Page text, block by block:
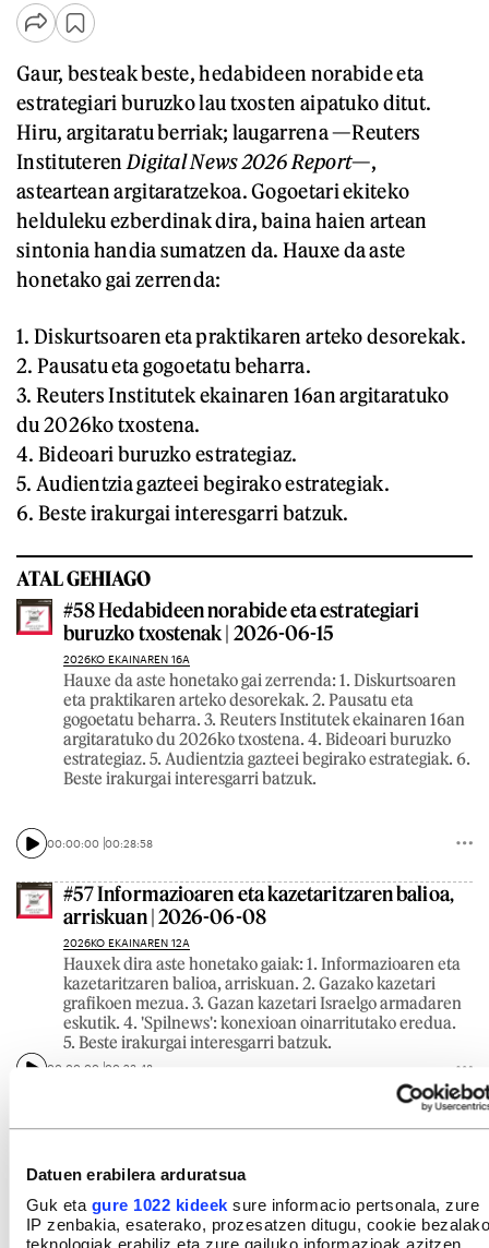
Datuen erabilera arduratsua
Guk eta gure 1022 kideek sure informacio pertsonala, zure
IP zenbakia, esaterako, prozesatzen ditugu, cookie bezalako
Gaur, besteak beste, hedabideen norabide eta
estrategiari buruzko lau txosten aipatuko ditut.
Hiru, argitaratu berriak; laugarrena —Reuters
Instituteren Digital News 2026 Report—,
asteartean argitaratzekoa. Gogoetari ekiteko
helduleku ezberdinak dira, baina haien artean
sintonia handia sumatzen da. Hauxe da aste
honetako gai zerrenda:
1. Diskurtsoaren eta praktikaren arteko desorekak.
2. Pausatu eta gogoetatu beharra.
3. Reuters Institutek ekainaren 16an argitaratuko
du 2026ko txostena.
4. Bideoari buruzko estrategiaz.
5. Audientzia gazteei begirako estrategiak.
6. Beste irakurgai interesgarri batzuk.
ATAL GEHIAGO
#58 Hedabideen norabide eta estrategiari
buruzko txostenak | 2026-06-15
2026KO EKAINAREN 16A
Hauxe da aste honetako gai zerrenda: 1. Diskurtsoaren
eta praktikaren arteko desorekak. 2. Pausatu eta
gogoetatu beharra. 3. Reuters Institutek ekainaren 16an
argitaratuko du 2026ko txostena. 4. Bideoari buruzko
estrategiaz. ​​​5. Audientzia gazteei begirako estrategiak. 6.
Beste irakurgai interesgarri batzuk.
00:00:00 00:28:58
#57 Informazioaren eta kazetaritzaren balioa,
arriskuan | 2026-06-08
2026KO EKAINAREN 12A
Hauxek dira aste honetako gaiak: 1. Informazioaren eta
kazetaritzaren balioa, arriskuan. 2. Gazako kazetari
grafikoen mezua. 3. Gazan kazetari Israelgo armadaren
eskutik. 4. 'Spilnews': konexioan oinarritutako eredua.
5. Beste irakurgai interesgarri batzuk.
00:00:00 00:23:48